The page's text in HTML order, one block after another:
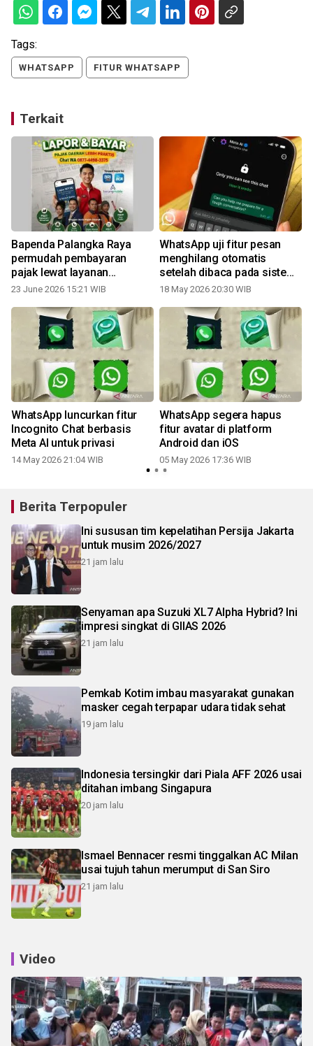
Tags:
WHATSAPP FITUR WHATSAPP
Terkait
Bapenda Palangka Raya
permudah pembayaran
pajak lewat layanan
WhatsApp
23 June 2026 15:21 WIB
WhatsApp uji fitur pesan
menghilang otomatis
setelah dibaca pada sistem
iOS
18 May 2026 20:30 WIB
WhatsApp luncurkan fitur
Incognito Chat berbasis
Meta AI untuk privasi
14 May 2026 21:04 WIB
WhatsApp segera hapus
fitur avatar di platform
Android dan iOS
05 May 2026 17:36 WIB
Berita Terpopuler
Ini sususan tim kepelatihan Persija Jakarta
untuk musim 2026/2027
21 jam lalu
Senyaman apa Suzuki XL7 Alpha Hybrid? Ini
impresi singkat di GIIAS 2026
21 jam lalu
Pemkab Kotim imbau masyarakat gunakan
masker cegah terpapar udara tidak sehat
19 jam lalu
Indonesia tersingkir dari Piala AFF 2026 usai
ditahan imbang Singapura
20 jam lalu
Ismael Bennacer resmi tinggalkan AC Milan
usai tujuh tahun merumput di San Siro
21 jam lalu
Video